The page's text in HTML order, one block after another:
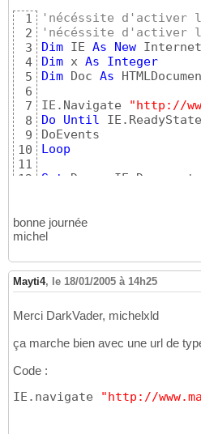
1
2
3
4
5
6
7
8
9
10
11
12
15
16
'nécéssite d'activer
'nécéssite d'activer
Dim IE As New
Dim x As
Integer
Dim Doc As
IE.Navigate
"http://
Do
Until IE.ReadyState =
Loop
Set
Doc = IE.Document
Debug.Print
bonne journée
michel
Mayti4, le 18/01/2005 à 14h25
Merci DarkVader, michelxld
ça marche bien avec une url de
Code :
IE.navigate "http://